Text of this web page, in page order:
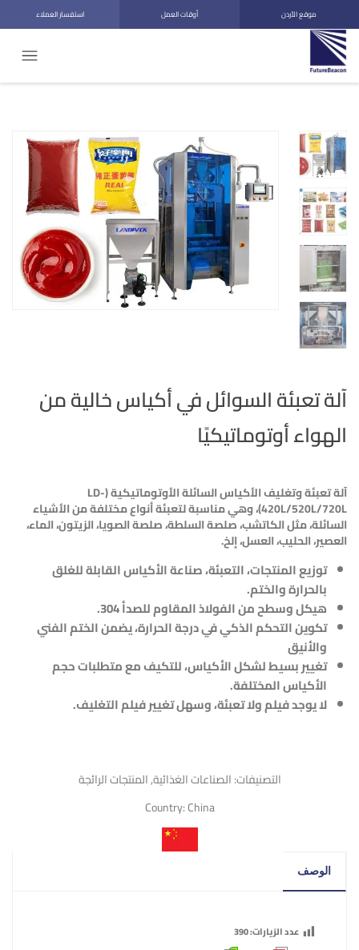
موقع الأردن أوقات العمل استفسار العملاء
آلة تعبئة السوائل في أكياس خالية من
الهواء أوتوماتيكيًا
آلة تعبئة وتغليف الأكياس السائلة الأوتوماتيكية (LD-
420L/520L/720L)، وهي مناسبة لتعبئة أنواع مختلفة من الأشياء
السائلة، مثل الكاتشب، صلصة السلطة، صلصة الصويا، الزيتون، الماء،
العصير، الحليب، العسل، إلخ.
توزيع المنتجات، التعبئة، صناعة الأكياس القابلة للغلق
بالحرارة والختم.
هيكل وسطح من الفولاذ المقاوم للصدأ 304.
تكوين التحكم الذكي في درجة الحرارة، يضمن الختم الفني
والأنيق
تغيير بسيط لشكل الأكياس، للتكيف مع متطلبات حجم
الأكياس المختلفة.
لا يوجد فيلم ولا تعبئة، وسهل تغيير فيلم التغليف.
التصنيفات:الصناعات الغذائية,المنتجات الرائجة
Country:China
الوصف
عدد الزيارات:390